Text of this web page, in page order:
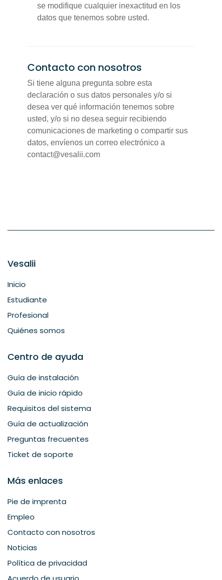
se modifique cualquier inexactitud en los
datos que tenemos sobre usted.
Contacto con nosotros
Si tiene alguna pregunta sobre esta
declaración o sus datos personales y/o si
desea ver qué información tenemos sobre
usted, y/o si no desea seguir recibiendo
comunicaciones de marketing o compartir sus
datos, envíenos un correo electrónico a
contact@vesalii.com
Vesalii
Inicio
Estudiante
Profesional
Quiénes somos
Centro de ayuda
Guía de instalación
Guía de inicio rápido
Requisitos del sistema
Guía de actualización
Preguntas frecuentes
Ticket de soporte
Más enlaces
Pie de imprenta
Empleo
Contacto con nosotros
Noticias
Política de privacidad